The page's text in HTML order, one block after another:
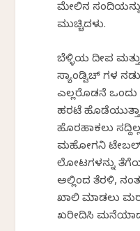
ಮೇಲಿನ
ಮುಚ್ಚಿದಳು.
ಬೆಳ್ಳಿಯ ದೀಪ ಮತ್ತು
ಸ್ಯಾಂಡ್ವಿಚ್ ಗಳ
ಎಲ್ಲರೊಡನೆ ಒಂದು
ಹರಟೆ
ಹೊರಹಾಕಲು
ಮಹೋಗನಿ
ಲೋಟಗಳನ್ನು
ಅಲ್ಲಿಂದ ತೆರಳಿ,
ಖಾಲಿ ಮಾಡಲು
ಖರೀದಿಸಿ